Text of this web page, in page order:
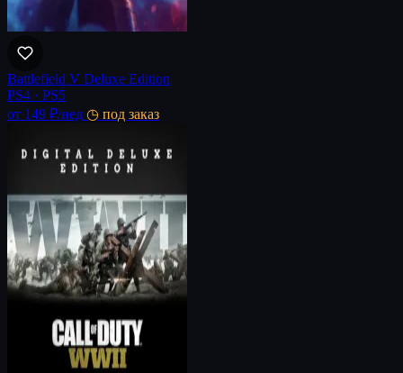
Battlefield V Deluxe Edition
PS4 · PS5
от 149 ₽/нед ◷ под заказ